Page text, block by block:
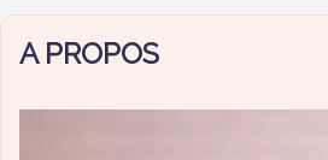
(test
de
A PROPOS